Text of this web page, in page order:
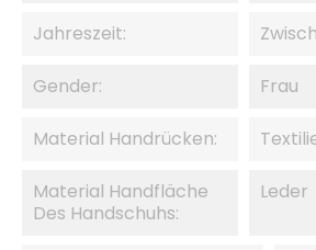
Jahreszeit:
Gender: Frau
Material Handrücken:
Material Handfläche
Des Handschuhs:
Leder